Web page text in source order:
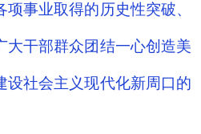
事业取得的历史性突破、
大干部群众团结一心创造美
设社会主义现代化新周口的